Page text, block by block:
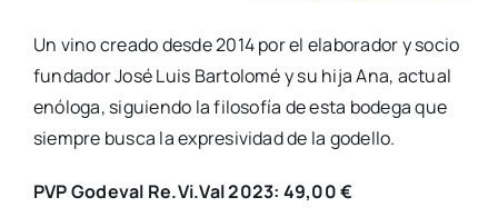
Un vino creado desde 2014 por el elaborador y socio
fundador José Luis Bartolomé y su hija Ana, actual
enóloga, siguiendo la filosofía de esta bodega que
siempre busca la expresividad de la godello.
PVP Godeval Re.Vi.Val 2023: 49,00 €